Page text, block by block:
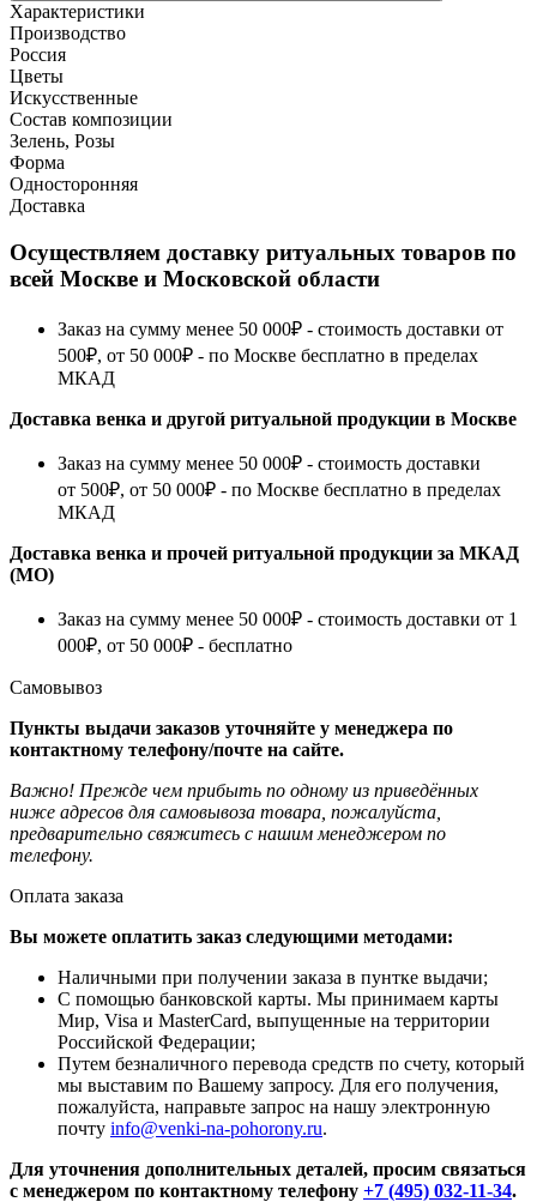
Характеристики
Производство
Россия
Цветы
Искусственные
Состав композиции
Зелень, Розы
Форма
Односторонняя
Доставка
Осуществляем доставку ритуальных товаров по
всей Москве и Московской области
Заказ на сумму менее 50 000₽ - стоимость доставки от
500₽, от 50 000₽ - по Москве бесплатно в пределах
МКАД
Доставка венка и другой ритуальной продукции в Москве
Заказ на сумму менее 50 000₽ - стоимость доставки
от 500₽, от 50 000₽ - по Москве бесплатно в пределах
МКАД
Доставка венка и прочей ритуальной продукции за МКАД
(МО)
Заказ на сумму менее 50 000₽ - стоимость доставки от 1
000₽, от 50 000₽ - бесплатно
Самовывоз
Пункты выдачи заказов уточняйте у менеджера по
контактному телефону/почте на сайте.
Важно! Прежде чем прибыть по одному из приведённых
ниже адресов для самовывоза товара, пожалуйста,
предварительно свяжитесь с нашим менеджером по
телефону.
Оплата заказа
Вы можете оплатить заказ следующими методами:
Наличными при получении заказа в пунтке выдачи;
С помощью банковской карты. Мы принимаем карты
Мир, Visa и MasterCard, выпущенные на территории
Российской Федерации;
Путем безналичного перевода средств по счету, который
мы выставим по Вашему запросу. Для его получения,
пожалуйста, направьте запрос на нашу электронную
почту info@venki-na-pohorony.ru.
Для уточнения дополнительных деталей, просим связаться
с менеджером по контактному телефону +7 (495) 032-11-34.